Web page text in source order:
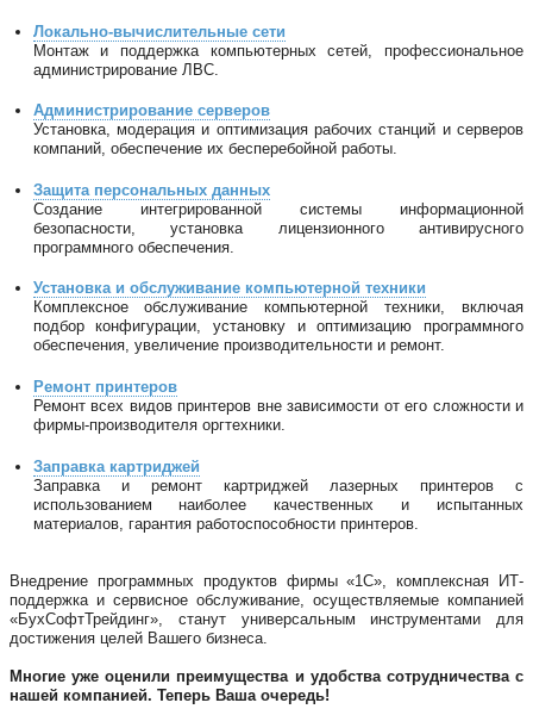
Локально-вычислительные сети
Монтаж и поддержка компьютерных сетей, профессиональное
администрирование ЛВС.
Администрирование серверов
Установка, модерация и оптимизация рабочих станций и серверов
компаний, обеспечение их бесперебойной работы.
Защита персональных данных
Создание интегрированной системы информационной
безопасности, установка лицензионного антивирусного
программного обеспечения.
Установка и обслуживание компьютерной техники
Комплексное обслуживание компьютерной техники, включая
подбор конфигурации, установку и оптимизацию программного
обеспечения, увеличение производительности и ремонт.
Ремонт принтеров
Ремонт всех видов принтеров вне зависимости от его сложности и
фирмы-производителя оргтехники.
Заправка картриджей
Заправка и ремонт картриджей лазерных принтеров с
использованием наиболее качественных и испытанных
материалов, гарантия работоспособности принтеров.
Внедрение программных продуктов фирмы «1С», комплексная ИТ-
поддержка и сервисное обслуживание, осуществляемые компанией
«БухСофтТрейдинг», станут универсальным инструментами для
достижения целей Вашего бизнеса.
Многие уже оценили преимущества и удобства сотрудничества с
нашей компанией. Теперь Ваша очередь!